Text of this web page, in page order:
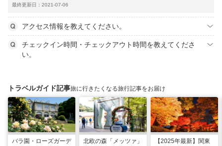
最終更新日：2021-07-06
アクセス情報を教えてください。
チェックイン時間・チェックアウト時間を教えてくださ
い。
トラベルガイド記事旅に行きたくなる旅行記事をお届け
バラ園・ローズガーデ
北欧の森「メッツァ」
【2025年最新】関東